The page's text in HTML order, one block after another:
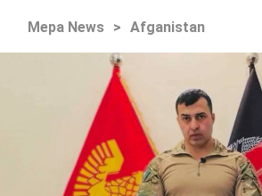
Mepa News > Afganistan